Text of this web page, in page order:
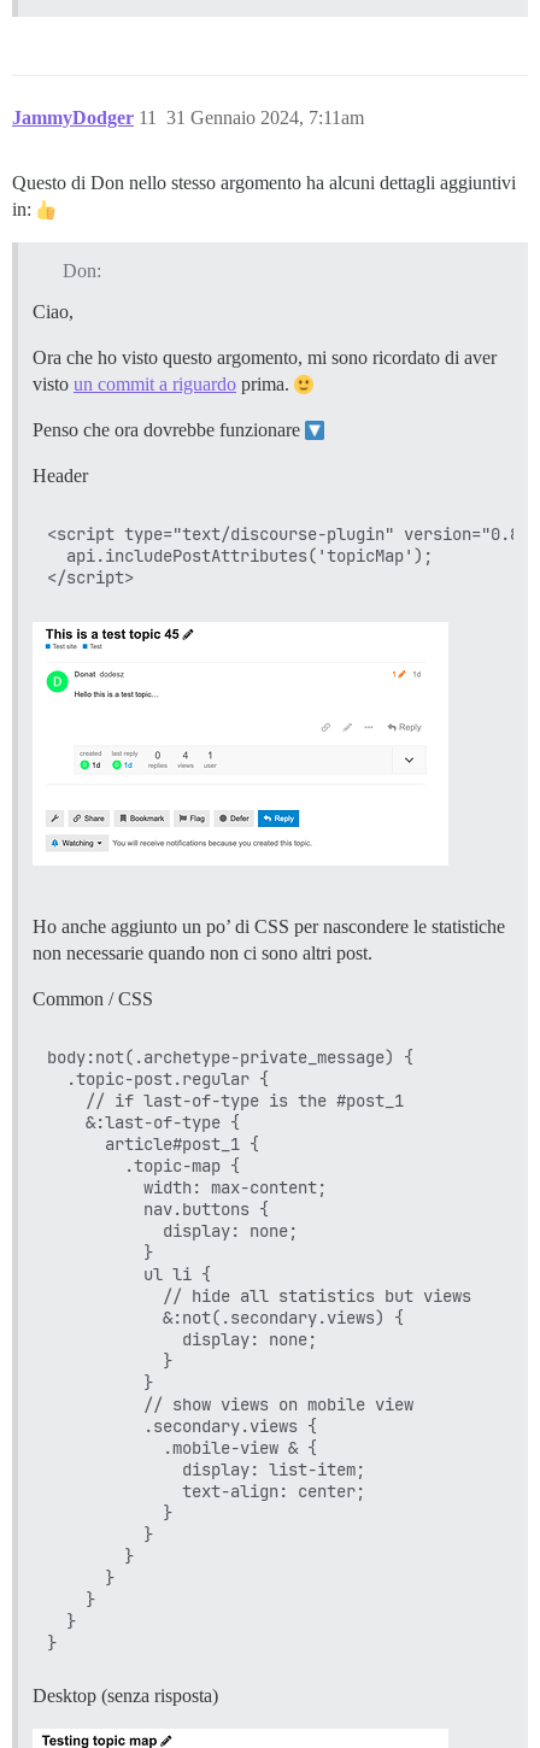
JammyDodger 31 Gennaio 2024, 7:11am
11
Questo di Don nello stesso argomento ha alcuni dettagli aggiuntivi
in:
Don:
Ciao,
Ora che ho visto questo argomento, mi sono ricordato di aver
visto un commit a riguardo prima.
Penso che ora dovrebbe funzionare
Header
<script type="text/discourse-plugin" version="0.8">
  api.includePostAttributes('topicMap');
Ho anche aggiunto un po’ di CSS per nascondere le statistiche
non necessarie quando non ci sono altri post.
Common / CSS
body:not(.archetype-private_message) {
  .topic-post.regular {
    // if last-of-type is the #post_1
    &:last-of-type {
      article#post_1 {
        .topic-map {
          width: max-content;
          nav.buttons {
            display: none;
          }
          ul li {
            // hide all statistics but views
            &:not(.secondary.views) {
              display: none;
            }
          }
          // show views on mobile view
          .secondary.views {
            .mobile-view & {
              display: list-item;
              text-align: center;
            }
          }
        }
      }
    }
  }
Desktop (senza risposta)